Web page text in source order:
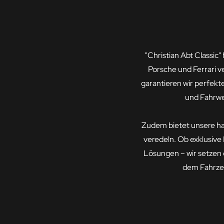
"Christian Abt
Porsche und Ferrari
garantieren wir
und
Zudem bietet unsere
veredeln. Ob
Lösungen – wir
dem